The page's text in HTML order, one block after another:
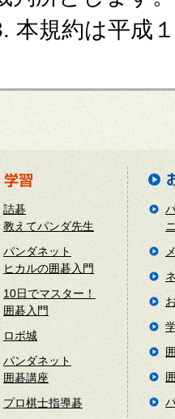
本規約は平成
詰碁
教えてパンダ先生
パンダネット
ヒカルの囲碁入門
10日でマスター！
囲碁入門
ロボ城
パンダネット
囲碁講座
プロ棋士指導碁